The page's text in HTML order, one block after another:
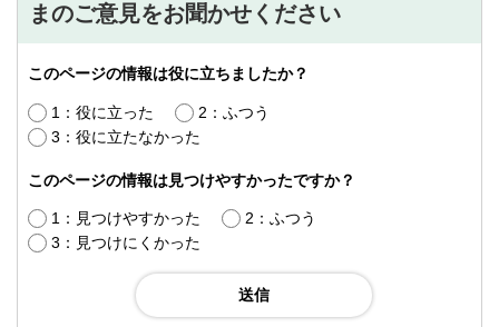
まのご意見をお聞かせください
このページの情報は役に立ちましたか？
1：役に立った
2：ふつう
3：役に立たなかった
このページの情報は見つけやすかったですか？
1：見つけやすかった
2：ふつう
3：見つけにくかった